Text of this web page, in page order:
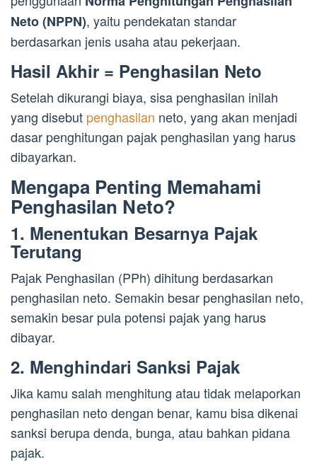
Neto (NPPN), yaitu pendekatan standar
berdasarkan jenis usaha atau pekerjaan.
Hasil Akhir = Penghasilan Neto
Setelah dikurangi biaya, sisa penghasilan inilah
yang disebut penghasilan neto, yang akan menjadi
dasar penghitungan pajak penghasilan yang harus
dibayarkan.
Mengapa Penting Memahami
Penghasilan Neto?
1. Menentukan Besarnya Pajak
Terutang
Pajak Penghasilan (PPh) dihitung berdasarkan
penghasilan neto. Semakin besar penghasilan neto,
semakin besar pula potensi pajak yang harus
dibayar.
2. Menghindari Sanksi Pajak
Jika kamu salah menghitung atau tidak melaporkan
penghasilan neto dengan benar, kamu bisa dikenai
sanksi berupa denda, bunga, atau bahkan pidana
pajak.